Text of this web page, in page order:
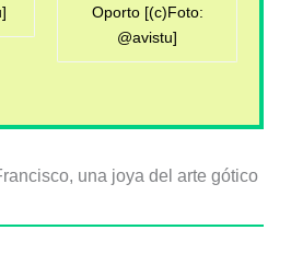
Oporto [(c)Foto:
@avistu]
una joya del arte gótico